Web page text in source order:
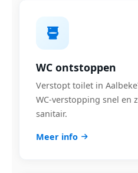
WC ontstoppen
Verstopt toilet in
WC-verstopping snel en
sanitair.
Meer info